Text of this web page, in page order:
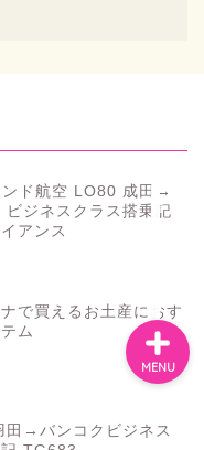
ンド航空 LO80 成田→
ビジネスクラス搭乗記
アンス
で買えるお土産におす
ム
田→バンコクビジネス
MENU
スペイン
ロナお土産